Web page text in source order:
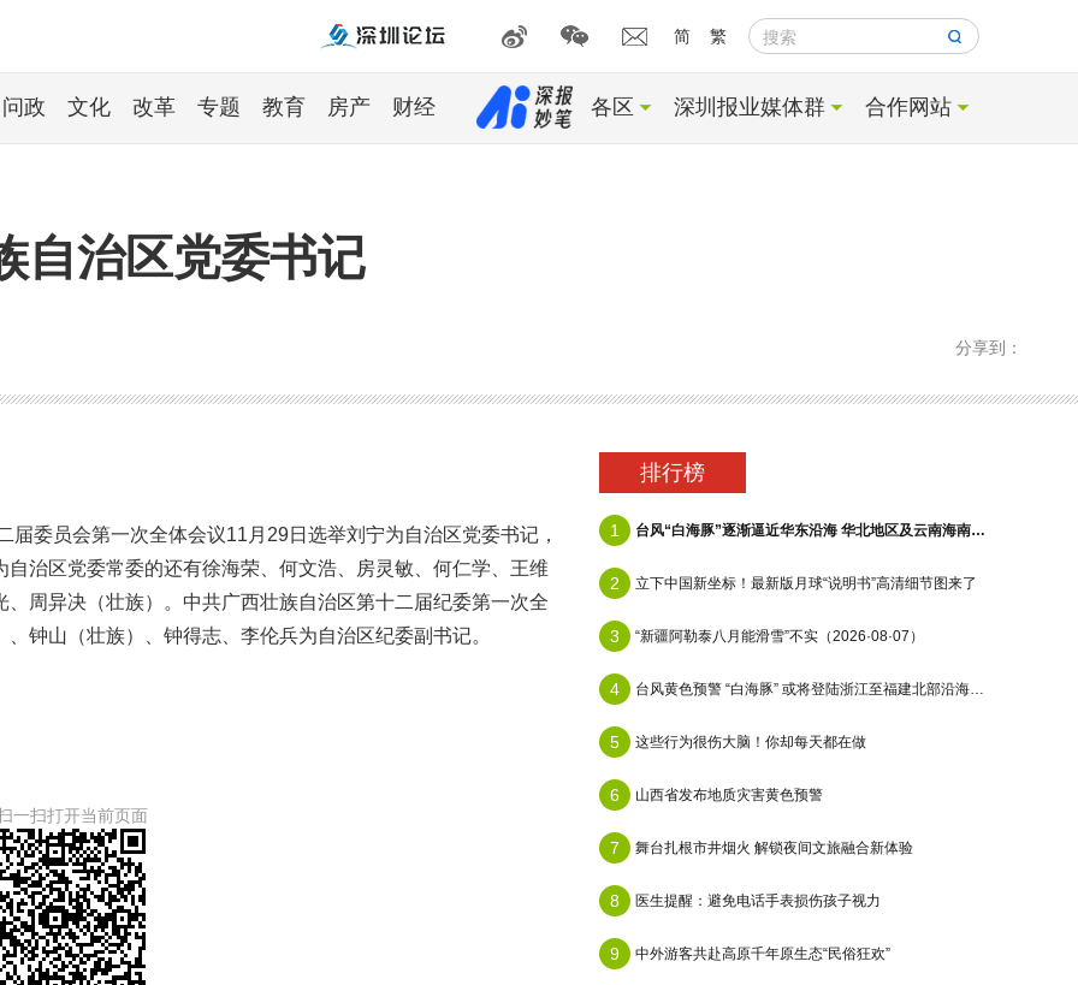
简 繁 搜索
问政 文化 改革 专题 教育 房产 财经 各区 深圳报业媒体群 合作网站
自治区党委书记
分享到：
委员会第一次全体会议11月29日选举刘宁为自治区党委书记，
治区党委常委的还有徐海荣、何文浩、房灵敏、何仁学、王维
周异决（壮族）。中共广西壮族自治区第十二届纪委第一次全
钟山（壮族）、钟得志、李伦兵为自治区纪委副书记。
一扫打开当前页面
排行榜
1 台风“白海豚”逐渐逼近华东沿海 华北地区及云南海南等地有降雨
2 立下中国新坐标！最新版月球“说明书”高清细节图来了
3 “新疆阿勒泰八月能滑雪”不实（2026·08·07）
4 台风黄色预警 “白海豚” 或将登陆浙江至福建北部沿海地区
5 这些行为很伤大脑！你却每天都在做
6 山西省发布地质灾害黄色预警
7 舞台扎根市井烟火 解锁夜间文旅融合新体验
8 医生提醒：避免电话手表损伤孩子视力
9 中外游客共赴高原千年原生态“民俗狂欢”